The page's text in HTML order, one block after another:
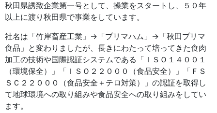
秋田県誘致企業第一号として、操業をスタートし、５０年
以上に渡り秋田県で事業をしています。
社名は「竹岸畜産工業」→「プリマハム」→「秋田プリマ
食品」と変わりましたが、長きにわたって培ってきた食肉
加工の技術や国際認証システムである「ＩＳＯ１４００１
（環境保全）」「ＩＳＯ２２０００（食品安全）」「ＦＳ
ＳＣ２２０００（食品安全＋テロ対策）」の認証を取得し
て地球環境への取り組みや食品安全への取り組みをしてい
ます。